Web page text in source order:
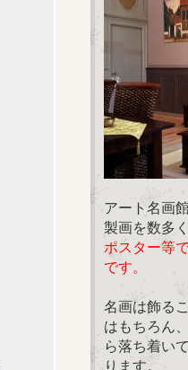
アート名画
製画を数多
ポスター等
です。
名画は飾る
はもちろん
ら落ち着い
ります。